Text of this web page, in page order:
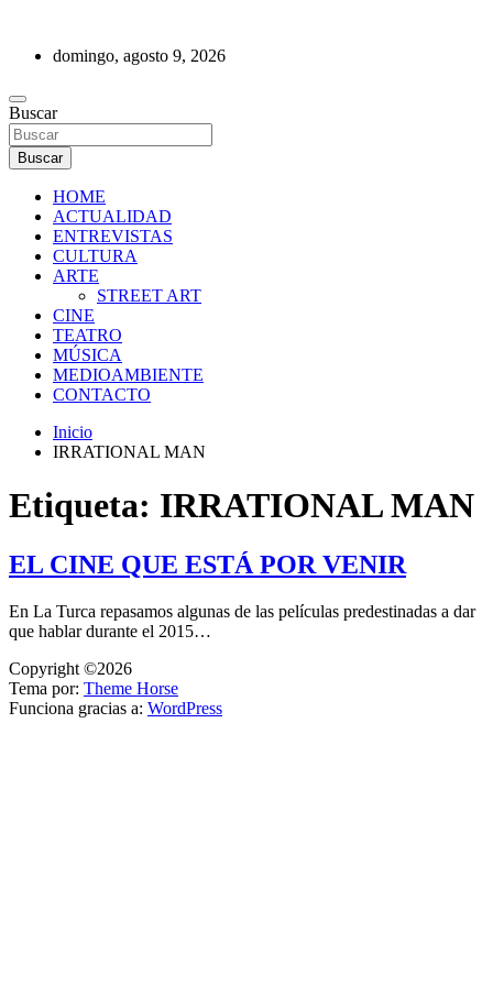
contenidodomingo, agosto 9, 2026
REVISTA DE PRENSA
Buscar
Buscar
HOME
ACTUALIDAD
ENTREVISTAS
CULTURA
ARTE
STREET ART
CINE
TEATRO
MÚSICA
MEDIOAMBIENTE
CONTACTO
Inicio
IRRATIONAL MAN
Etiqueta: IRRATIONAL MAN
EL CINE QUE ESTÁ POR VENIR
En La Turca repasamos algunas de las películas predestinadas a dar
que hablar durante el 2015…
Copyright ©2026
Tema por: Theme Horse
Funciona gracias a: WordPress